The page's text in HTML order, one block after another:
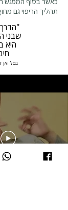
תהליך הריפוי גם
שבני
היא
בסל